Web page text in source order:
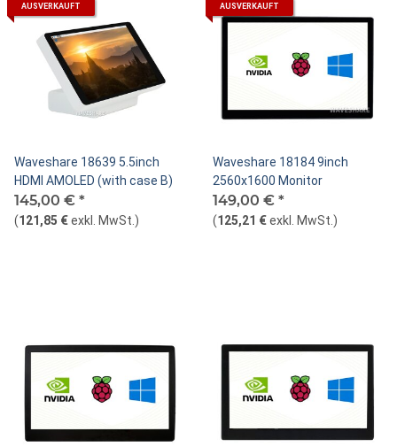
AUSVERKAUFT
Waveshare 18639 5.5inch
HDMI AMOLED (with case B)
145,00 € *
(121,85 €exkl. MwSt. )
AUSVERKAUFT
Waveshare 18184 9inch
2560x1600 Monitor
149,00 € *
(125,21 €exkl. MwSt. )